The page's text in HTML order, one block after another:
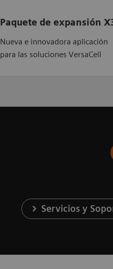
Paquete de expansión
Nueva e innovadora aplicación
para las soluciones VersaCell
Servicios y